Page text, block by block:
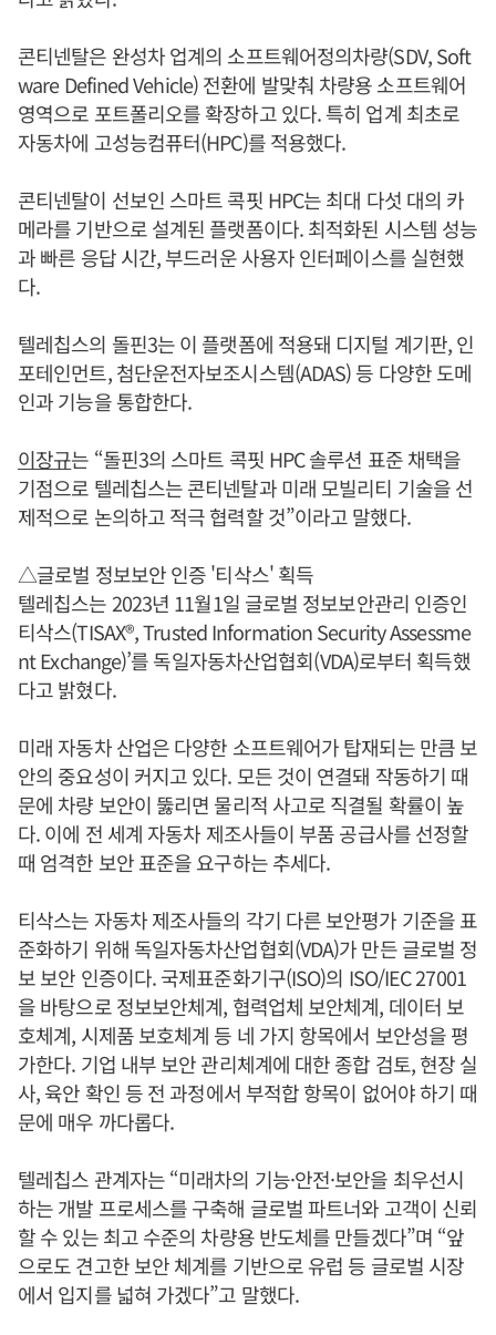
콘티넨탈은 완성차 업계의 소프트웨어정의차량(SDV, Soft
ware Defined Vehicle) 전환에 발맞춰 차량용 소프트웨어
영역으로 포트폴리오를 확장하고 있다. 특히 업계 최초로
자동차에 고성능컴퓨터(HPC)를 적용했다.
콘티넨탈이 선보인 스마트 콕핏 HPC는 최대 다섯 대의 카
메라를 기반으로 설계된 플랫폼이다. 최적화된 시스템 성능
과 빠른 응답 시간, 부드러운 사용자 인터페이스를 실현했
다.
텔레칩스의 돌핀3는 이 플랫폼에 적용돼 디지털 계기판, 인
포테인먼트, 첨단운전자보조시스템(ADAS) 등 다양한 도메
인과 기능을 통합한다.
이장규는 “돌핀3의 스마트 콕핏 HPC 솔루션 표준 채택을
기점으로 텔레칩스는 콘티넨탈과 미래 모빌리티 기술을 선
제적으로 논의하고 적극 협력할 것”이라고 말했다.
△글로벌 정보보안 인증 '티삭스' 획득
텔레칩스는 2023년 11월1일 글로벌 정보보안관리 인증인
티삭스(TISAX®, Trusted Information Security Assessme
nt Exchange)’를 독일자동차산업협회(VDA)로부터 획득했
다고 밝혔다.
미래 자동차 산업은 다양한 소프트웨어가 탑재되는 만큼 보
안의 중요성이 커지고 있다. 모든 것이 연결돼 작동하기 때
문에 차량 보안이 뚫리면 물리적 사고로 직결될 확률이 높
다. 이에 전 세계 자동차 제조사들이 부품 공급사를 선정할
때 엄격한 보안 표준을 요구하는 추세다.
티삭스는 자동차 제조사들의 각기 다른 보안평가 기준을 표
준화하기 위해 독일자동차산업협회(VDA)가 만든 글로벌 정
보 보안 인증이다. 국제표준화기구(ISO)의 ISO/IEC 27001
을 바탕으로 정보보안체계, 협력업체 보안체계, 데이터 보
호체계, 시제품 보호체계 등 네 가지 항목에서 보안성을 평
가한다. 기업 내부 보안 관리체계에 대한 종합 검토, 현장 실
사, 육안 확인 등 전 과정에서 부적합 항목이 없어야 하기 때
문에 매우 까다롭다.
텔레칩스 관계자는 “미래차의 기능·안전·보안을 최우선시
하는 개발 프로세스를 구축해 글로벌 파트너와 고객이 신뢰
할 수 있는 최고 수준의 차량용 반도체를 만들겠다”며 “앞
으로도 견고한 보안 체계를 기반으로 유럽 등 글로벌 시장
에서 입지를 넓혀 가겠다”고 말했다.